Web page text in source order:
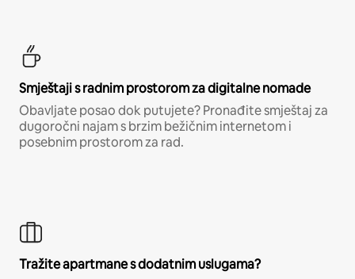
Smještaji s radnim prostorom za digitalne nomade
Obavljate posao dok putujete? Pronađite smještaj za
dugoročni najam s brzim bežičnim internetom i
posebnim prostorom za rad.
Tražite apartmane s dodatnim uslugama?